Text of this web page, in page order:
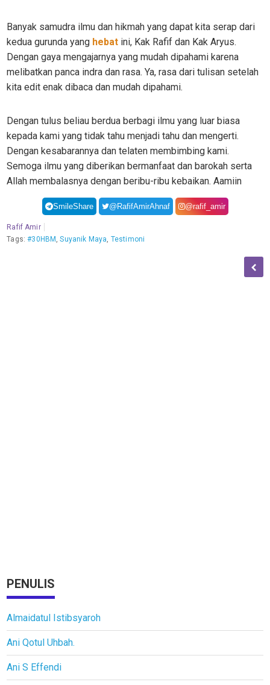
Banyak samudra ilmu dan hikmah yang dapat kita serap dari
kedua gurunda yang hebat ini, Kak Rafif dan Kak Aryus.
Dengan gaya mengajarnya yang mudah dipahami karena
melibatkan panca indra dan rasa. Ya, rasa dari tulisan setelah
kita edit enak dibaca dan mudah dipahami.
Dengan tulus beliau berdua berbagi ilmu yang luar biasa
kepada kami yang tidak tahu menjadi tahu dan mengerti.
Dengan kesabarannya dan telaten membimbing kami.
Semoga ilmu yang diberikan bermanfaat dan barokah serta
Allah membalasnya dengan beribu-ribu kebaikan. Aamiin
SmileShare @RafifAmirAhnaf @rafif_amir
Rafif Amir
Tags: #30HBM ,Suyanik Maya, Testimoni
PENULIS
Almaidatul Istibsyaroh
Ani Qotul Uhbah.
Ani S Effendi